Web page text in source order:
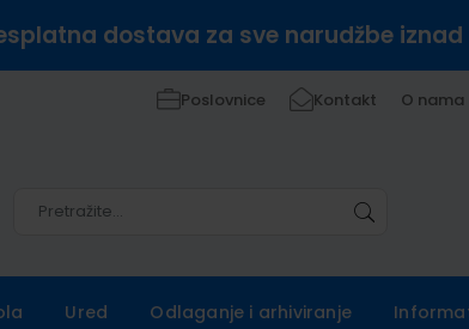
dostava za sve narudžbe
Poslovnice Kontakt O nama
Ured Odlaganje i arhiviranje